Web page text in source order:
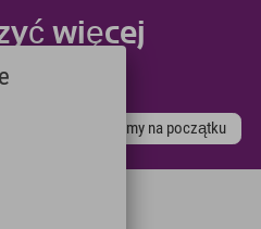
więcej
Oto jesteśmy na początku